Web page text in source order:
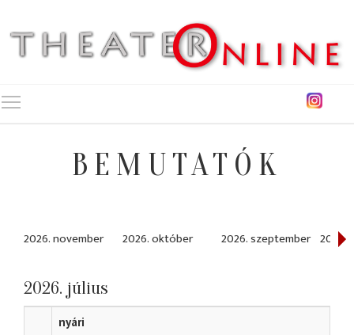
BEMUTATÓK
2026. november 2026. október 2026. szeptember 2026.
2026. július
nyári